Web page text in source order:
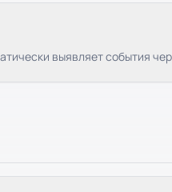
выявляет события